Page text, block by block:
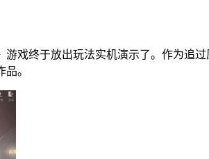
戏终于放出玩法实机演示了。作为追
。